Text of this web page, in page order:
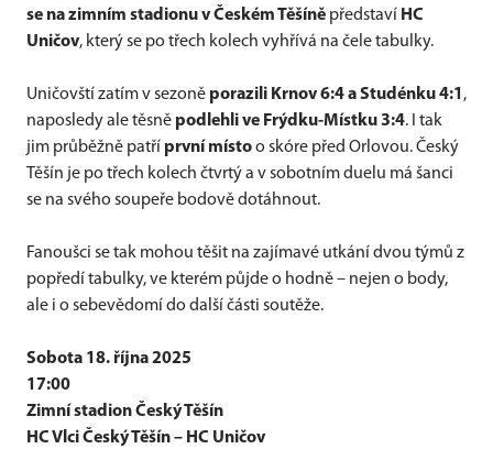
se na zimním stadionu v Českém Těšíně představí HC
Uničov, který se po třech kolech vyhřívá na čele tabulky.
Uničovští zatím v sezoně porazili Krnov 6:4 a Studénku 4:1 ,
naposledy ale těsně podlehli ve Frýdku-Místku 3:4. I tak
jim průběžně patří první místoo skóre před Orlovou. Český
Těšín je po třech kolech čtvrtý a v sobotním duelu má šanci
se na svého soupeře bodově dotáhnout.
Fanoušci se tak mohou těšit na zajímavé utkání dvou týmů z
popředí tabulky, ve kterém půjde o hodně – nejen o body,
ale i o sebevědomí do další části soutěže.
Sobota 18. října 2025
17:00
Zimní stadion Český Těšín
HC Vlci Český Těšín – HC Uničov